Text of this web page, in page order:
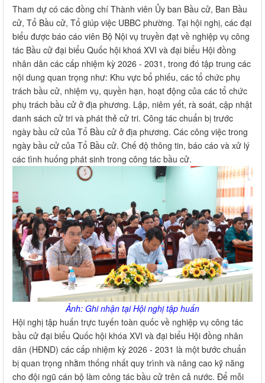
Tham dự có các đồng chí Thành viên Ủy ban Bầu cử, Ban Bầu
cử, Tổ Bầu cử, Tổ giúp việc UBBC phường. Tại hội nghị, các đại
biểu được báo cáo viên Bộ Nội vụ truyền đạt về nghiệp vụ công
tác Bầu cử đại biểu Quốc hội khoá XVI và đại biểu Hội đồng
nhân dân các cấp nhiệm kỳ 2026 - 2031, trong đó tập trung các
nội dung quan trọng như: Khu vực bổ phiếu, các tổ chức phụ
trách bầu cử, nhiệm vụ, quyền hạn, hoạt động của các tổ chức
phụ trách bầu cử ở địa phương. Lập, niêm yết, rà soát, cập nhật
danh sách cử tri và phát thẻ cử tri. Công tác chuẩn bị trước
ngày bầu cử của Tổ Bầu cử ở địa phương. Các công việc trong
ngày bầu cử của Tổ Bầu cử. Chế độ thông tin, báo cáo và xử lý
các tình huống phát sinh trong công tác bầu cử.
Ảnh: Ghi nhận tại Hội nghị tập huấn
Hội nghị tập huấn trực tuyến toàn quốc về nghiệp vụ công tác
bầu cử đại biểu Quốc hội khóa XVI và đại biểu Hội đồng nhân
dân (HĐND) các cấp nhiệm kỳ 2026 - 2031 là một bước chuẩn
bị quan trọng nhằm thống nhất quy trình và nâng cao kỹ năng
cho đội ngũ cán bộ làm công tác bầu cử trên cả nước. Để mỗi